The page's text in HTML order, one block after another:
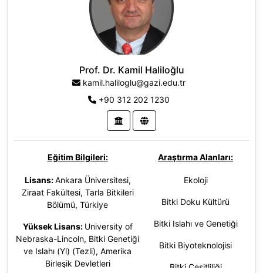
Enstitüsü, Biyoloji (Yl) (Tezli)
Gazi Üniversitesi,
Fen Bilimleri Enstitüsü, Biyoloji
Doktora Sonrası:Surrey
Üniversitesi, Birleşik Krallık
Nanobiyoteknoloji
Prof. Dr. Kamil Haliloğlu
kamil.haliloglu@gazi.edu.tr
+90 312 202 1230
Eğitim Bilgileri: Araştırma Alanları:
Lisans:Ankara Üniversitesi,
Ziraat Fakültesi, Tarla Bitkileri
Bölümü, Türkiye
Yüksek Lisans: University of
Nebraska-Lincoln, Bitki Genetiği
ve Islahı (Yl) (Tezli), Amerika
Birleşik Devletleri
Ekoloji
Bitki Doku Kültürü
Bitki Islahı ve Genetiği
Bitki Biyoteknolojisi
Bitki Çeşitliliği